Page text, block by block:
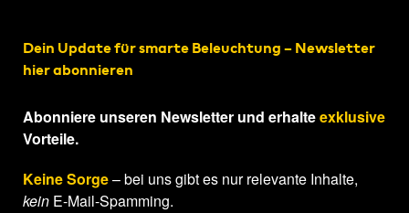
Dein Update für smarte Beleuchtung – Newsletter
hier abonnieren
Abonniere unseren Newsletter und erhalteexklusive
Vorteile.
Keine Sorge– bei uns gibt es nur relevante Inhalte,
kein E-Mail-Spamming.